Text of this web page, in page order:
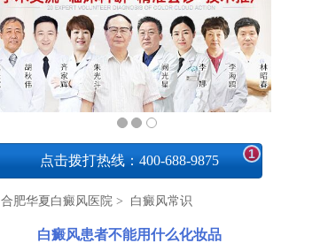
点击拨打热线：400-688-9875 1
合肥华夏白癜风医院 > 白癜风常识
白癜风患者不能用什么化妆品